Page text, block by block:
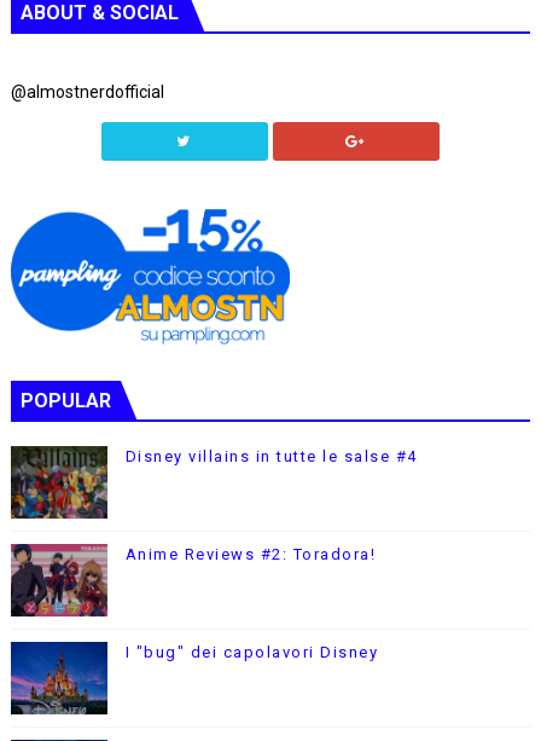
ABOUT & SOCIAL
@almostnerdofficial
POPULAR
Disney villains in tutte le salse #4
Anime Reviews #2: Toradora!
I "bug" dei capolavori Disney